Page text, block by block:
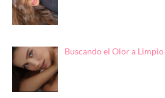
Buscando el Olor a Limpio